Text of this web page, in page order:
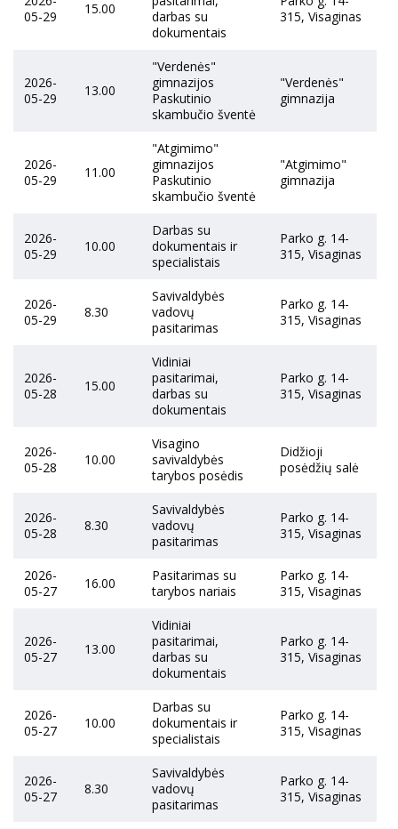
05-29
15.00
darbas su
dokumentais
315, Visaginas
2026-
05-29
13.00
"Verdenės"
gimnazijos
Paskutinio
skambučio šventė
"Verdenės"
gimnazija
2026-
05-29
11.00
"Atgimimo"
gimnazijos
Paskutinio
skambučio šventė
"Atgimimo"
gimnazija
2026-
05-29
10.00
Darbas su
dokumentais ir
specialistais
Parko g. 14-
315, Visaginas
2026-
05-29
8.30
Savivaldybės
vadovų
pasitarimas
Parko g. 14-
315, Visaginas
2026-
05-28
15.00
Vidiniai
pasitarimai,
darbas su
dokumentais
Parko g. 14-
315, Visaginas
2026-
05-28
10.00
Visagino
savivaldybės
tarybos posėdis
Didžioji
posėdžių salė
2026-
05-28
8.30
Savivaldybės
vadovų
pasitarimas
Parko g. 14-
315, Visaginas
2026-
05-27
16.00
Pasitarimas su
tarybos nariais
Parko g. 14-
315, Visaginas
2026-
05-27
13.00
Vidiniai
pasitarimai,
darbas su
dokumentais
Parko g. 14-
315, Visaginas
2026-
05-27
10.00
Darbas su
dokumentais ir
specialistais
Parko g. 14-
315, Visaginas
2026-
05-27
8.30
Savivaldybės
vadovų
pasitarimas
Parko g. 14-
315, Visaginas